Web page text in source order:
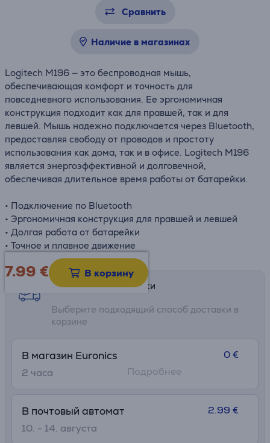
Сравнить
Наличие в магазинах
Logitech M196 — это беспроводная мышь,
обеспечивающая комфорт и точность для
повседневного использования. Ее эргономичная
конструкция подходит как для правшей, так и для
левшей. Мышь надежно подключается через Bluetooth,
предоставляя свободу от проводов и простоту
использования как дома, так и в офисе. Logitech M196
является энергоэффективной и долговечной,
обеспечивая длительное время работы от батарейки.
• Подключение по Bluetooth
• Эргономичная конструкция для правшей и левшей
• Долгая работа от батарейки
• Точное и плавное движение
7.99 € В корзину
Возможности доставки
Выберите подходящий способ доставки в
корзине
В магазин Euronics
2 часa
0 €
Подробнее
В почтовый автомат
10. - 14. августа
2.99 €